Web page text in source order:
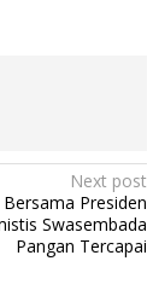
Next post
Bersama Presiden
Swasembada
Pangan Tercapai